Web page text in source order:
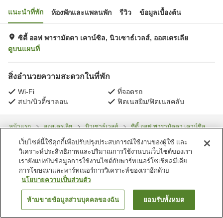
แนะนำที่พัก ห้องพักและแพลนพัก รีวิว ข้อมูลเบื้องต้น
ซิตี้ ออฟ พารามัตตา เคาน์ซิล, นิวเซาธ์เวลส์, ออสเตรเลีย
ดูบนแผนที่
สิ่งอำนวยความสะดวกในที่พัก
Wi-Fi
ที่จอดรถ
สปา/บิวตี้ซาลอน
ฟิตเนสยิม/ฟิตเนสคลับ
หน้าแรก ออสเตรเลีย นิวเซาธ์เวลส์
ซิตี้ ออฟ พารามัตตา เคาน์ซิล
Rosehill
เมอร์เคียว ซิดนีย์ พาร์รามัตตา
ค้นหาห้องพัก
เว็บไซต์นี้ใช้คุกกี้เพื่อปรับปรุงประสบการณ์ใช้งานของผู้ใช้ และ
วิเคราะห์ประสิทธิภาพและปริมาณการใช้งานบนเว็บไซต์ของเรา
เรายังแบ่งปันข้อมูลการใช้งานไซต์กับพาร์ทเนอร์โซเชียลมีเดีย
การโฆษณาและพาร์ทเนอร์การวิเคราะห์ของเราอีกด้วย
นโยบายความเป็นส่วนตัว
ห้ามขายข้อมูลส่วนบุคคลของฉัน ยอมรับทั้งหมด